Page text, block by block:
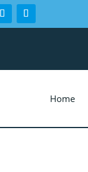
Home